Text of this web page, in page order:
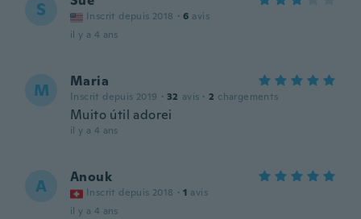
S Inscrit depuis 2018 · 6 avis
il y a 4 ans
M Maria
Inscrit depuis 2019 · 32 avis · 2 chargements
Muito útil adorei
il y a 4 ans
A Anouk
Inscrit depuis 2018 · 1 avis
il y a 4 ans